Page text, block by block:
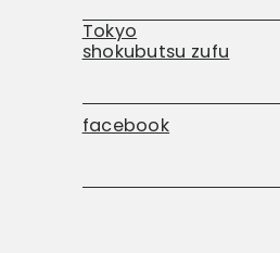
Tokyo
shokubutsu zufu
facebook